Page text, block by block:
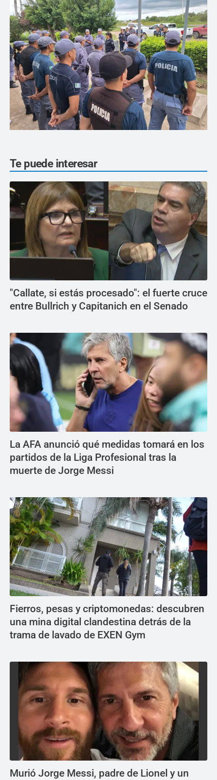
Te puede interesar
"Callate, si estás procesado": el fuerte cruce
entre Bullrich y Capitanich en el Senado
La AFA anunció qué medidas tomará en los
partidos de la Liga Profesional tras la
muerte de Jorge Messi
Fierros, pesas y criptomonedas: descubren
una mina digital clandestina detrás de la
trama de lavado de EXEN Gym
Murió Jorge Messi, padre de Lionel y un